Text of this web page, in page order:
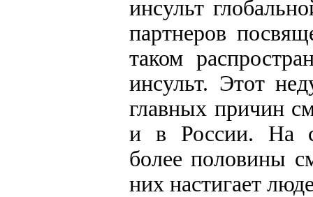
инсульт
партнеров
таком
инсульт. Этот
главных причин
и в России. На
более половины
них настигает